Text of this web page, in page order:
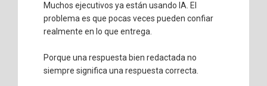
Muchos ejecutivos ya están usando IA. El
problema es que pocas veces pueden confiar
realmente en lo que entrega.
Porque una respuesta bien redactada no
siempre significa una respuesta correcta.